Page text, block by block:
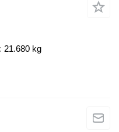
21.680 kg